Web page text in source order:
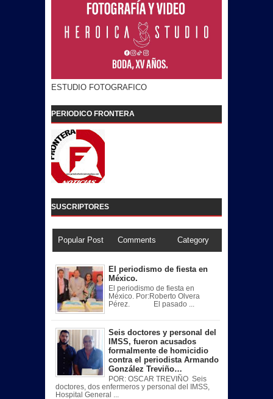
ESTUDIO FOTOGRAFICO
PERIODICO FRONTERA
SUSCRIPTORES
Popular Post Comments Category
El periodismo de fiesta en
México.
El periodismo de fiesta en
México. Por:Roberto Olvera
Pérez. El pasado ...
Seis doctores y personal del
IMSS, fueron acusados
formalmente de homicidio
contra el periodista Armando
González Treviño…
POR: OSCAR TREVIÑO Seis
doctores, dos enfermeros y personal del IMSS,
Hospital General ...